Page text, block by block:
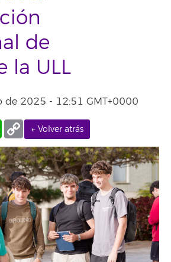
de
la ULL
de 2025 - 12:51 GMT+0000
← Volver atrás
WhatsApp
Copy
Link